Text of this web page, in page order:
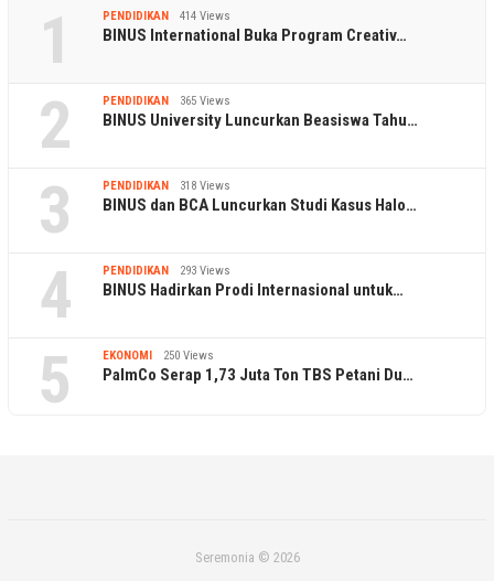
1 PENDIDIKAN 414 Views
BINUS International Buka Program Creativ…
2 PENDIDIKAN 365 Views
BINUS University Luncurkan Beasiswa Tahu…
3 PENDIDIKAN 318 Views
BINUS dan BCA Luncurkan Studi Kasus Halo…
4 PENDIDIKAN 293 Views
BINUS Hadirkan Prodi Internasional untuk…
5 EKONOMI 250 Views
PalmCo Serap 1,73 Juta Ton TBS Petani Du…
Seremonia © 2026